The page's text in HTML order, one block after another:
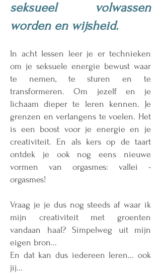
seksueel volwassen
worden en wijsheid.
In acht lessen leer je er technieken
om je seksuele energie bewust waar
te nemen, te sturen en te
transformeren. Om jezelf en je
lichaam dieper te leren kennen. Je
grenzen en verlangens te voelen. Het
is een boost voor je energie en je
creativiteit. En als kers op de taart
ontdek je ook nog eens nieuwe
vormen van orgasmes: vallei -
orgasmes!
​Vraag je je dus nog steeds af waar ik
mijn creativiteit met groenten
vandaan haal? Simpelweg uit mijn
eigen bron...
En dat kan dus iedereen leren... ook
jij...